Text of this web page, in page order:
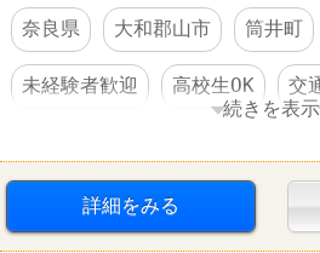
奈良県
大和郡山市 筒井町
未経験者歓迎 高校生OK 交
車
ファーストフード
続きを表示
詳細をみる